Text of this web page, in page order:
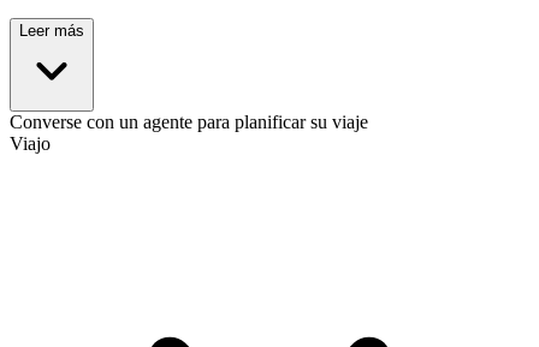
Leer más
Converse con un agente para planificar su viaje
Viajo